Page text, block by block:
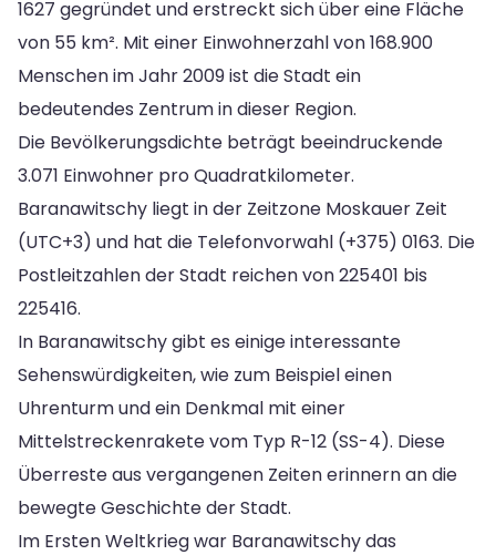
1627 gegründet und erstreckt sich über eine Fläche
von 55 km². Mit einer Einwohnerzahl von 168.900
Menschen im Jahr 2009 ist die Stadt ein
bedeutendes Zentrum in dieser Region.
Die Bevölkerungsdichte beträgt beeindruckende
3.071 Einwohner pro Quadratkilometer.
Baranawitschy liegt in der Zeitzone Moskauer Zeit
(UTC+3) und hat die Telefonvorwahl (+375) 0163. Die
Postleitzahlen der Stadt reichen von 225401 bis
225416.
In Baranawitschy gibt es einige interessante
Sehenswürdigkeiten, wie zum Beispiel einen
Uhrenturm und ein Denkmal mit einer
Mittelstreckenrakete vom Typ R-12 (SS-4). Diese
Überreste aus vergangenen Zeiten erinnern an die
bewegte Geschichte der Stadt.
Im Ersten Weltkrieg war Baranawitschy das